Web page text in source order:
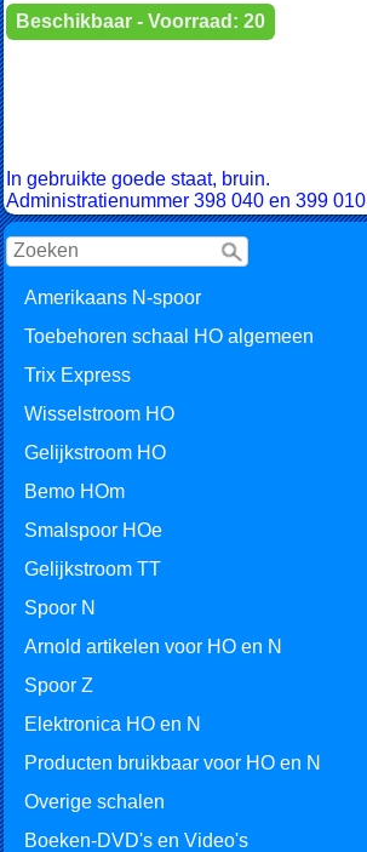
Amerikaans N-spoor
Toebehoren schaal HO algemeen
Trix Express
Wisselstroom HO
Gelijkstroom HO
Bemo HOm
Smalspoor HOe
Gelijkstroom TT
Spoor N
Arnold artikelen voor HO en N
Spoor Z
Elektronica HO en N
Producten bruikbaar voor HO en N
Overige schalen
Boeken-DVD's en Video's
Beschikbaar - Voorraad: 20
In gebruikte goede staat, bruin.
Administratienummer 398 040 en 399 010